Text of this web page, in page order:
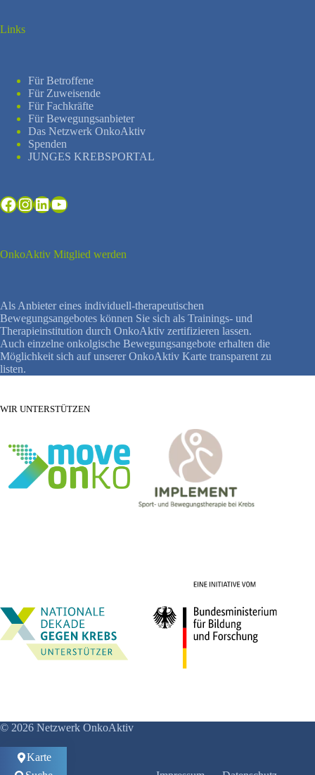
Links
Für Betroffene
Für Zuweisende
Für Fachkräfte
Für Bewegungsanbieter
Das Netzwerk OnkoAktiv
Spenden
JUNGES KREBSPORTAL
Facebook
Instagram
LinkedIn
YouTube
OnkoAktiv Mitglied werden
Als Anbieter eines individuell-therapeutischen
Bewegungsangebotes können Sie sich als Trainings- und
Therapieinstitution durch OnkoAktiv zertifizieren lassen.
Auch einzelne onkolgische Bewegungsangebote erhalten die
Möglichkeit sich auf unserer OnkoAktiv Karte transparent zu
listen.
WIR UNTERSTÜTZEN
© 2026 Netzwerk OnkoAktiv
Karte